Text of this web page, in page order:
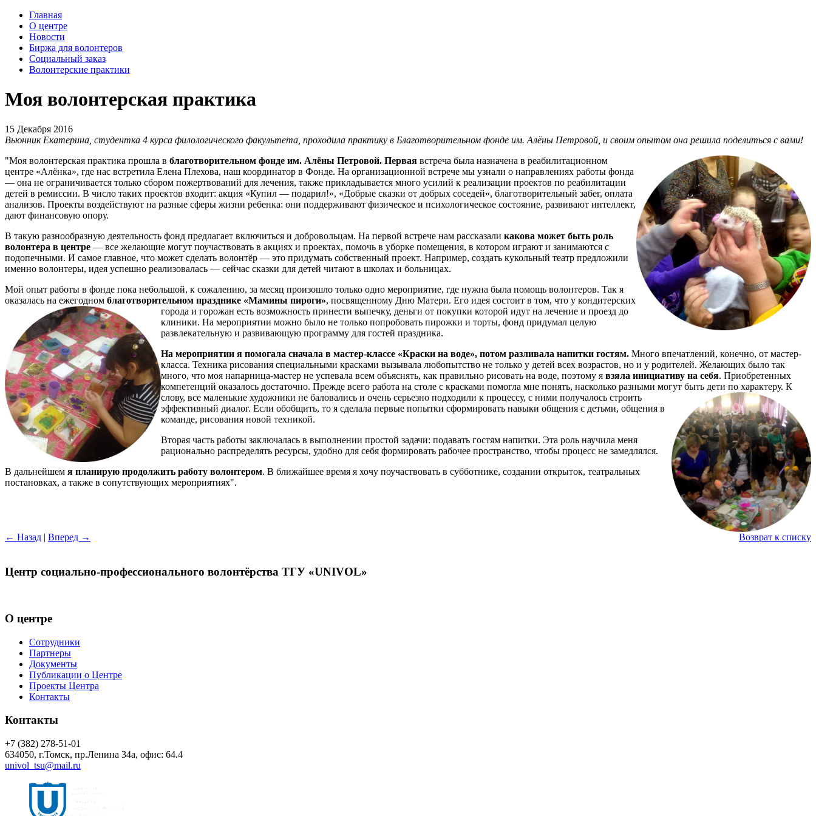
Главная
О центре
Новости
Биржа для волонтеров
Социальный заказ
Волонтерские практики
Моя волонтерская практика
15 Декабря 2016
Вьюнник Екатерина , студентка 4 курса филологического факультета, проходила практику в Благотворительном фонде им. Алёны Петровой, и своим опытом она решила поделиться с вами!
"Моя волонтерская практика прошла в благотворительном фонде им. Алёны Петровой. Первая встреча была назначена в реабилитационном
центре «Алёнка», где нас встретила Елена Плехова, наш координатор в Фонде. На организационной встрече мы узнали о направлениях работы фонда
— она не ограничивается только сбором пожертвований для лечения, также прикладывается много усилий к реализации проектов по реабилитации
детей в ремиссии. В число таких проектов входит: акция «Купил — подарил!», «Добрые сказки от добрых соседей», благотворительный забег, оплата
анализов. Проекты воздействуют на разные сферы жизни ребенка: они поддерживают физическое и психологическое состояние, развивают интеллект,
дают финансовую опору.
В такую разнообразную деятельность фонд предлагает включиться и добровольцам. На первой встрече нам рассказали какова может быть роль
волонтера в центре — все желающие могут поучаствовать в акциях и проектах, помочь в уборке помещения, в котором играют и занимаются с
подопечными. И самое главное, что может сделать волонтёр — это придумать собственный проект. Например, создать кукольный театр предложили
именно волонтеры, идея успешно реализовалась — сейчас сказки для детей читают в школах и больницах.
Мой опыт работы в фонде пока небольшой, к сожалению, за месяц произошло только одно мероприятие, где нужна была помощь волонтеров. Так я
оказалась на ежегодном благотворительном празднике «Мамины пироги», посвященному Дню Матери. Его идея состоит в том, что у кондитерских
города и горожан есть возможность принести выпечку, деньги от покупки которой идут на лечение и проезд до
клиники. На мероприятии можно было не только попробовать пирожки и торты, фонд придумал целую
развлекательную и развивающую программу для гостей праздника.
На мероприятии я помогала сначала в мастер-классе «Краски на воде», потом разливала напитки гостям. Много впечатлений, конечно, от мастер-
класса. Техника рисования специальными красками вызывала любопытство не только у детей всех возрастов, но и у родителей. Желающих было так
много, что моя напарница-мастер не успевала всем объяснять, как правильно рисовать на воде, поэтому я взяла инициативу на себя. Приобретенных
компетенций оказалось достаточно. Прежде всего работа на столе с красками помогла мне понять, насколько разными могут быть дети по характеру. К
слову, все маленькие художники не баловались и очень серьезно подходили к процессу, с ними получалось строить
эффективный диалог. Если обобщить, то я сделала первые попытки сформировать навыки общения с детьми, общения в
команде, рисования новой техникой.
Вторая часть работы заключалась в выполнении простой задачи: подавать гостям напитки. Эта роль научила меня
рационально распределять ресурсы, удобно для себя формировать рабочее пространство, чтобы процесс не замедлялся.
В дальнейшем я планирую продолжить работу волонтером. В ближайшее время я хочу поучаствовать в субботнике, создании открыток, театральных
постановках, а также в сопутствующих мероприятиях".
Возврат к списку
← Назад | Вперед →
Центр социально-профессионального волонтёрства ТГУ «UNIVOL»
О центре
Сотрудники
Партнеры
Документы
Публикации о Центре
Проекты Центра
Контакты
Контакты
+7 (382) 278-51-01
634050, г.Томск, пр.Ленина 34а, офис: 64.4
univol_tsu@mail.ru